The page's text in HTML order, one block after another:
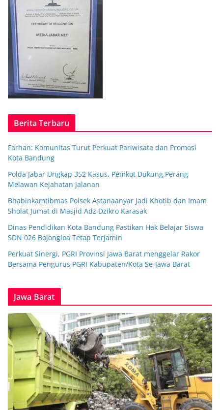
Berita Terbaru
Farhan: Komunitas Turut Perkuat Pariwisata dan Promosi
Kota Bandung
Polda Jabar Ungkap 352 Kasus, Pemkot Dukung Perang
Melawan Kejahatan Jalanan
Bhabinkamtibmas Polsek Astanaanyar Jadi Khotib dan Imam
Sholat Jumat di Masjid Adz Dzikro Karasak
Dinas Pendidikan Kota Bandung Pastikan Hak Belajar Siswa
SDN 026 Bojongloa Tetap Terjamin
Perkuat Sinergi, PGRI Provinsi Jawa Barat menggelar Rakor
Bersama Pengurus PGRI Kabupaten/Kota Se-Jawa Barat
Jawa Barat